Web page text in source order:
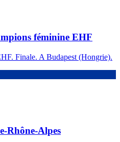
féminine EHF
Finale. A Budapest (Hongrie).
Rhône-Alpes